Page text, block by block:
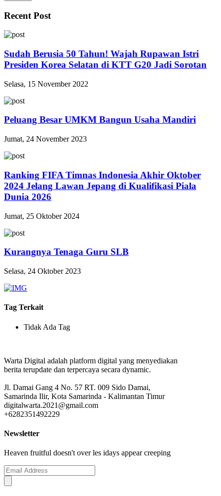
Recent Post
Sudah Berusia 50 Tahun! Wajah Rupawan Istri
Presiden Korea Selatan di KTT G20 Jadi Sorotan
Selasa, 15 November 2022
Peluang Besar UMKM Bangun Usaha Mandiri
Jumat, 24 November 2023
Ranking FIFA Timnas Indonesia Akhir Oktober
2024 Jelang Lawan Jepang di Kualifikasi Piala
Dunia 2026
Jumat, 25 Oktober 2024
Kurangnya Tenaga Guru SLB
Selasa, 24 Oktober 2023
Tag Terkait
Tidak Ada Tag
Warta Digital adalah platform digital yang menyediakan
berita terupdate dan terpercaya secara dynamic.
Jl. Damai Gang 4 No. 57 RT. 009 Sido Damai,
Samarinda Ilir, Kota Samarinda - Kalimantan Timur
digitalwarta.2021@gmail.com
+6282351492229
Newsletter
Heaven fruitful doesn't over les idays appear creeping